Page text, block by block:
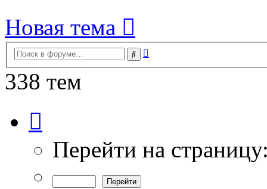
Новая тема
Поиск
338 тем
из
Перейти на